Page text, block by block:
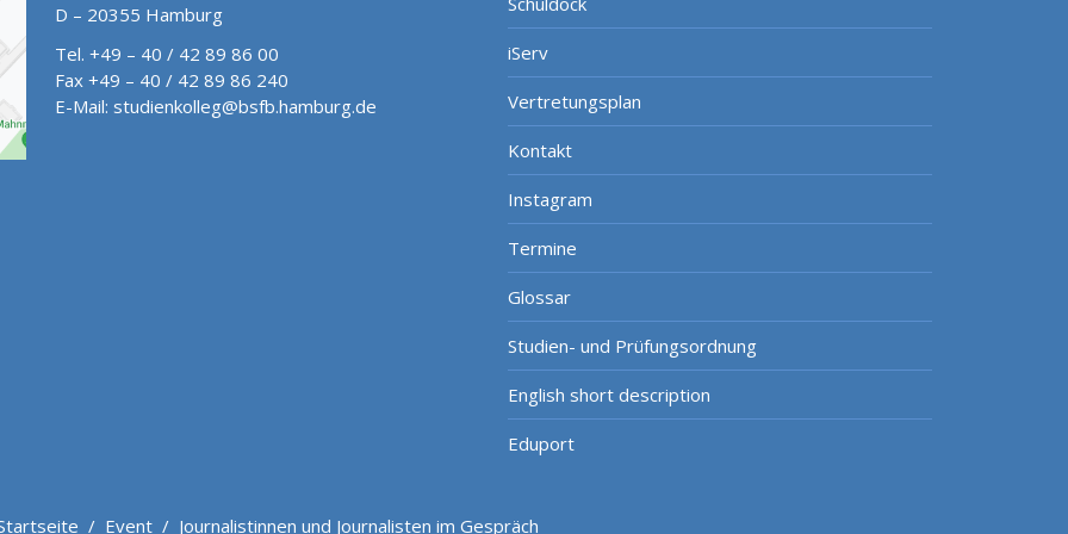
D – 20355 Hamburg
Tel. +49 – 40 / 42 89 86 00
Fax +49 – 40 / 42 89 86 240
E-Mail: studienkolleg@bsfb.hamburg.de
iServ
Vertretungsplan
Kontakt
Instagram
Termine
Glossar
Studien- und Prüfungsordnung
English short description
Eduport
/ Event/ Journalistinnen und Journalisten im Gespräch